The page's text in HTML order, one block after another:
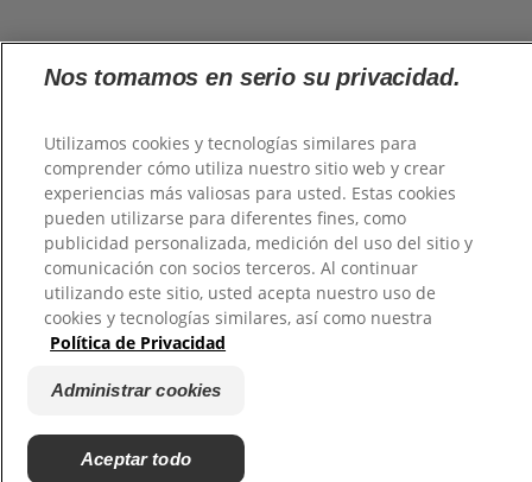
Nos tomamos en serio su privacidad.
Utilizamos cookies y tecnologías similares para
comprender cómo utiliza nuestro sitio web y crear
experiencias más valiosas para usted. Estas cookies
pueden utilizarse para diferentes fines, como
publicidad personalizada, medición del uso del sitio y
comunicación con socios terceros. Al continuar
utilizando este sitio, usted acepta nuestro uso de
cookies y tecnologías similares, así como nuestra
Política de Privacidad
Administrar cookies
Aceptar todo